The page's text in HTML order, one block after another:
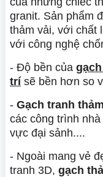
granit. Sản phẩm
thảm vải, với chất
với công nghệ
- Độ bền của
trísẽ bền hơn so
- Gạch tranh
các công trình
vực đại sảnh....
- Ngoài mang vẻ
tranh 3D, gạch